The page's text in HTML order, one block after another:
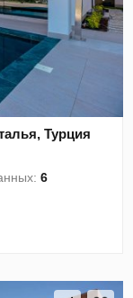
Турция
6